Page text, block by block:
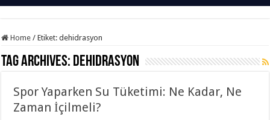
Home / Etiket:dehidrasyon
Tag Archives: dehidrasyon
Spor Yaparken Su Tüketimi: Ne Kadar, Ne
Zaman İçilmeli?